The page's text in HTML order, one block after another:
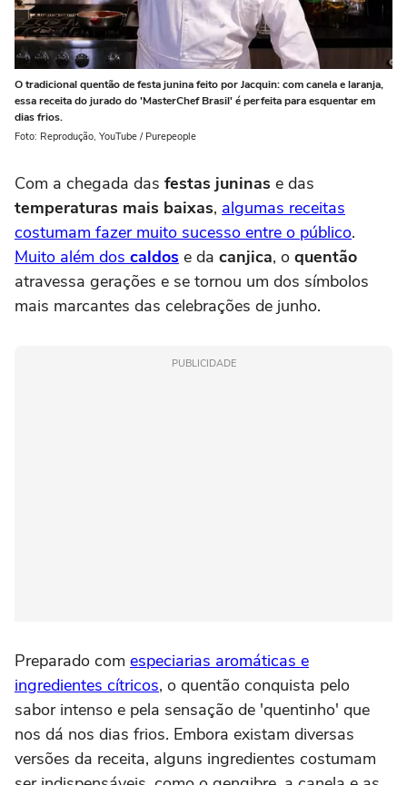
O tradicional quentão de festa junina feito por Jacquin: com canela e laranja,
essa receita do jurado do 'MasterChef Brasil' é perfeita para esquentar em
dias frios.
Foto: Reprodução, YouTube / Purepeople
Com a chegada das festas juninas e das
temperaturas mais baixas, algumas receitas
costumam fazer muito sucesso entre o público.
Muito além dos caldos e da canjica, o quentão
atravessa gerações e se tornou um dos símbolos
mais marcantes das celebrações de junho.
PUBLICIDADE
Preparado com especiarias aromáticas e
ingredientes cítricos, o quentão conquista pelo
sabor intenso e pela sensação de 'quentinho' que
nos dá nos dias frios. Embora existam diversas
versões da receita, alguns ingredientes costumam